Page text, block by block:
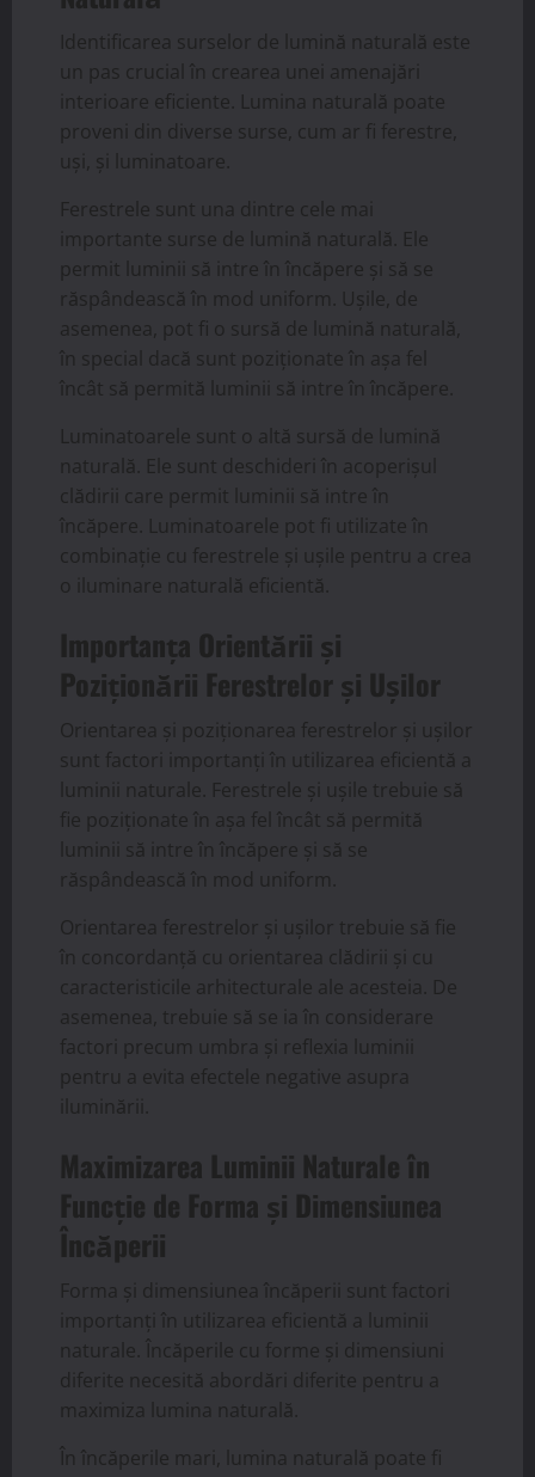
Identificarea surselor de lumină naturală este
un pas crucial în crearea unei amenajări
interioare eficiente. Lumina naturală poate
proveni din diverse surse, cum ar fi ferestre,
uși, și luminatoare.
Ferestrele sunt una dintre cele mai
importante surse de lumină naturală. Ele
permit luminii să intre în încăpere și să se
răspândească în mod uniform. Ușile, de
asemenea, pot fi o sursă de lumină naturală,
în special dacă sunt poziționate în așa fel
încât să permită luminii să intre în încăpere.
Luminatoarele sunt o altă sursă de lumină
naturală. Ele sunt deschideri în acoperișul
clădirii care permit luminii să intre în
încăpere. Luminatoarele pot fi utilizate în
combinație cu ferestrele și ușile pentru a crea
o iluminare naturală eficientă.
Importanța Orientării și
Poziționării Ferestrelor și Ușilor
Orientarea și poziționarea ferestrelor și ușilor
sunt factori importanți în utilizarea eficientă a
luminii naturale. Ferestrele și ușile trebuie să
fie poziționate în așa fel încât să permită
luminii să intre în încăpere și să se
răspândească în mod uniform.
Orientarea ferestrelor și ușilor trebuie să fie
în concordanță cu orientarea clădirii și cu
caracteristicile arhitecturale ale acesteia. De
asemenea, trebuie să se ia în considerare
factori precum umbra și reflexia luminii
pentru a evita efectele negative asupra
iluminării.
Maximizarea Luminii Naturale în
Funcție de Forma și Dimensiunea
Încăperii
Forma și dimensiunea încăperii sunt factori
importanți în utilizarea eficientă a luminii
naturale. Încăperile cu forme și dimensiuni
diferite necesită abordări diferite pentru a
maximiza lumina naturală.
În încăperile mari, lumina naturală poate fi